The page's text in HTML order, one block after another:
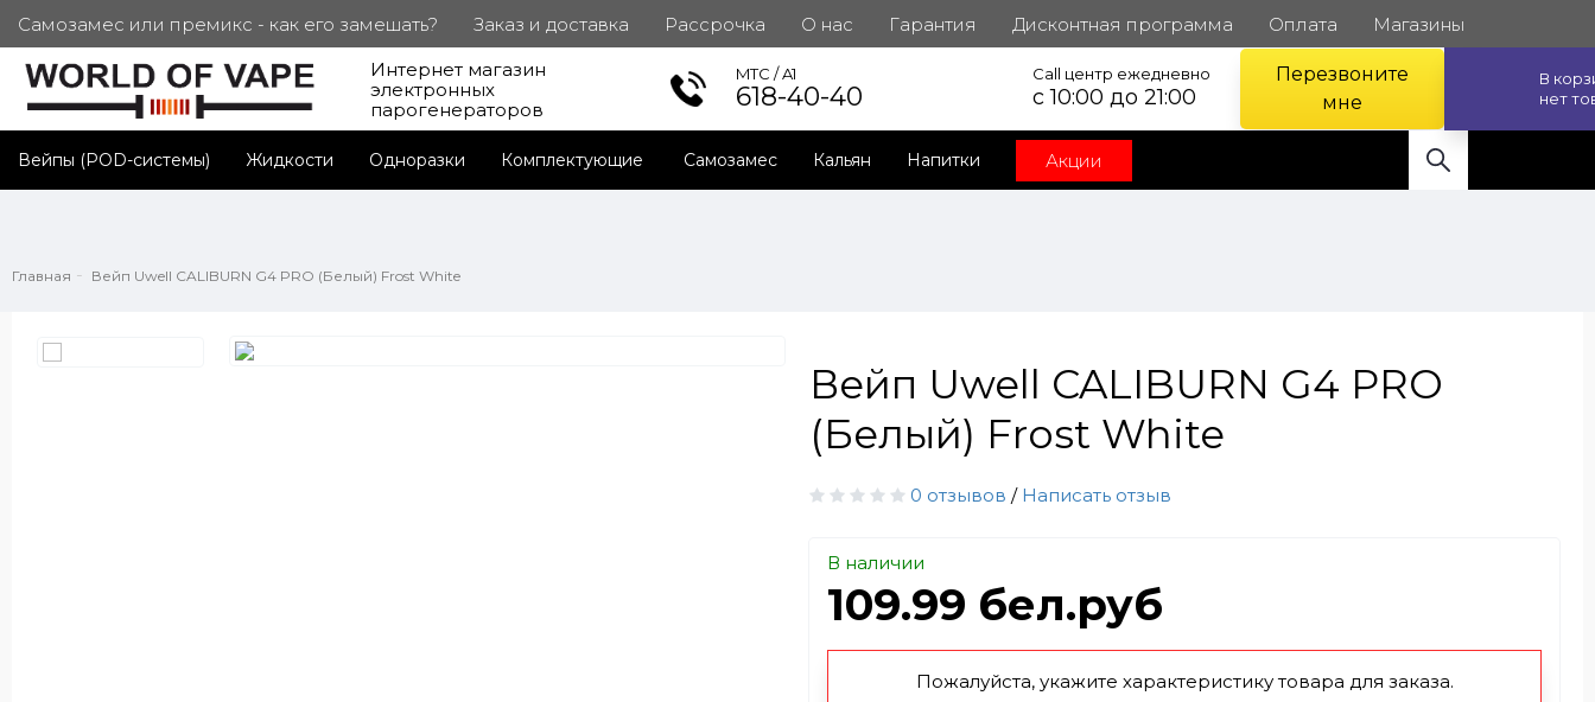
Самозамес или премикс - как его замешать? Заказ и доставка Рассрочка О нас Гарантия Дисконтная программа Оплата Магазины
ПОД. СЕРТИФИКАТЫ Партнерам Личный кабинет
Интернет магазин
электронных
парогенераторов
MTC / A1
618-40-40
Call центр ежедневно
с 10:00 до 21:00
Перезвоните
мне
В
нет
Вейпы (POD-системы) Жидкости Одноразки Комплектующие Самозамес Кальян Напитки Акции
Главная Вейп Uwell CALIBURN G4 PRO (Белый) Frost White
Вейп Uwell CALIBURN G4 PRO
(Белый) Frost White
0 отзывов / Написать отзыв
В наличии
109.99 бел.руб
Пожалуйста, укажите характеристику товара для заказа.